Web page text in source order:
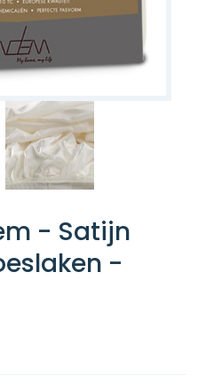
- Satijn
-